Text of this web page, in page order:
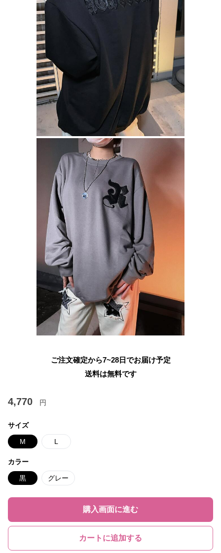
ご注文確定から7~28日でお届け予定
送料は無料です
4,770 円
サイズ
M L
カラー
黒 グレー
購入画面に進む
カートに追加する